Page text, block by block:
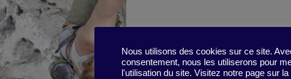
Nous utilisons des cookies sur ce site.
consentement, nous les utiliserons pour
l'utilisation du site. Visitez notre page sur